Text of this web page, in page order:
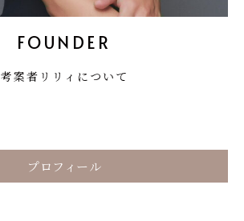
FOUNDER
考案者リリィについて
プロフィール